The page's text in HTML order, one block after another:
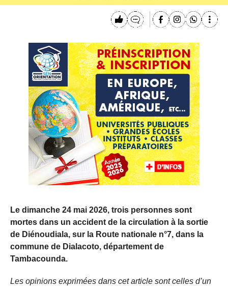
Le dimanche 24 mai 2026, trois personnes sont
mortes dans un accident de la circulation à la sortie
de Diénoudiala, sur la Route nationale n°7, dans la
commune de Dialacoto, département de
Tambacounda.
Les opinions exprimées dans cet article sont celles d’un